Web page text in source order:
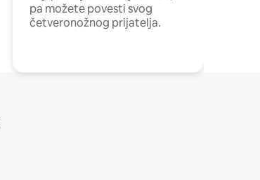
pa možete povesti svog
četveronožnog prijatelja.